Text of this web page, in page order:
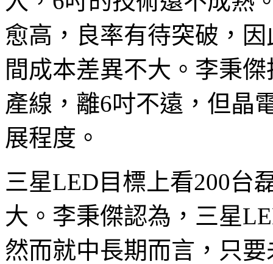
愈高，良率有待突破，
間成本差異不大。李秉
產線，離6吋不遠，但晶
展程度。
三星LED目標上看200台
大。李秉傑認為，三星
然而就中長期而言，只